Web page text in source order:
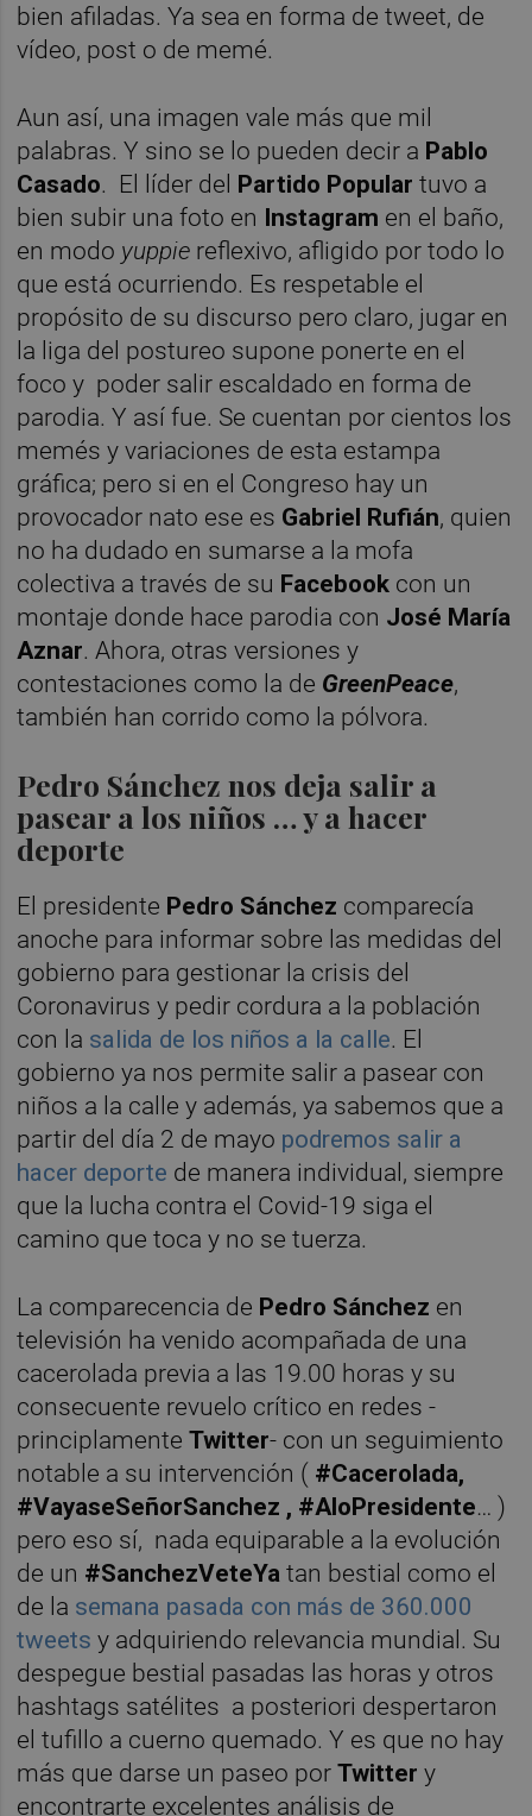
bien afiladas. Ya sea en forma de tweet, de
vídeo, post o de memé.
Aun así, una imagen vale más que mil
palabras. Y sino se lo pueden decir a Pablo
Casado. El líder del Partido Popular tuvo a
bien subir una foto en Instagram en el baño,
en modo yuppie reflexivo, afligido por todo lo
que está ocurriendo. Es respetable el
propósito de su discurso pero claro, jugar en
la liga del postureo supone ponerte en el
foco y poder salir escaldado en forma de
parodia. Y así fue. Se cuentan por cientos los
memés y variaciones de esta estampa
gráfica; pero si en el Congreso hay un
provocador nato ese es Gabriel Rufián, quien
no ha dudado en sumarse a la mofa
colectiva a través de su Facebook con un
montaje donde hace parodia con José María
Aznar. Ahora, otras versiones y
contestaciones como la de GreenPeace,
también han corrido como la pólvora.
Pedro Sánchez nos deja salir a
pasear a los niños … y a hacer
deporte
El presidente Pedro Sánchez comparecía
anoche para informar sobre las medidas del
gobierno para gestionar la crisis del
Coronavirus y pedir cordura a la población
con la salida de los niños a la calle. El
gobierno ya nos permite salir a pasear con
niños a la calle y además, ya sabemos que a
partir del día 2 de mayo podremos salir a
hacer deporte de manera individual, siempre
que la lucha contra el Covid-19 siga el
camino que toca y no se tuerza.
La comparecencia de Pedro Sánchez en
televisión ha venido acompañada de una
cacerolada previa a las 19.00 horas y su
consecuente revuelo crítico en redes -
principlamenteTwitter- con un seguimiento
notable a su intervención ( #Cacerolada,
#VayaseSeñorSanchez , #AloPresidente… )
pero eso sí, nada equiparable a la evolución
de un #SanchezVeteYa tan bestial como el
de la semana pasada con más de 360.000
tweets y adquiriendo relevancia mundial. Su
despegue bestial pasadas las horas y otros
hashtags satélites a posteriori despertaron
el tufillo a cuerno quemado. Y es que no hay
más que darse un paseo porTwitter y
encontrarte excelentes análisis de